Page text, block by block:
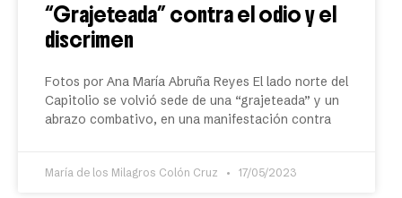
“Grajeteada” contra el odio y el
discrimen
Fotos por Ana María Abruña Reyes El lado norte del
Capitolio se volvió sede de una “grajeteada” y un
abrazo combativo, en una manifestación contra
María de los Milagros Colón Cruz 17/05/2023